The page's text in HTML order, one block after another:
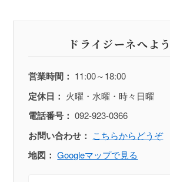
ドライジーネへよ
営業時間： 11:00～18:00
定休日： 火曜・水曜・時々日曜
電話番号： 092-923-0366
お問い合わせ： こちらからどうぞ
地図： Googleマップで見る